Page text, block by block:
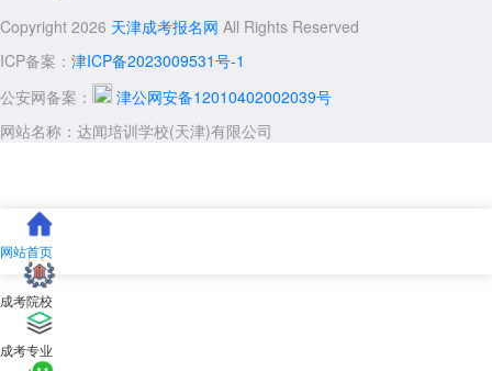
Copyright 2026 天津成考报名网 All Rights Reserved
ICP备案： 津ICP备2023009531号-1
公安网备案：
津公网安备12010402002039号
网站名称：达闻培训学校(天津)有限公司
网站首页
成考院校
成考专业